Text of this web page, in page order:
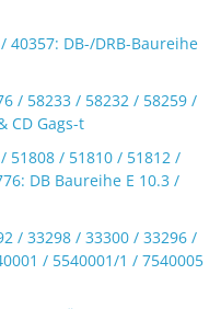
40357: DB-/DRB-Baureihe
/ 58233 / 58232 / 58259 /
CD Gags-t
51808 / 51810 / 51812 /
DB Baureihe E 10.3 /
/ 33298 / 33300 / 33296 /
/ 5540001/1 / 7540005